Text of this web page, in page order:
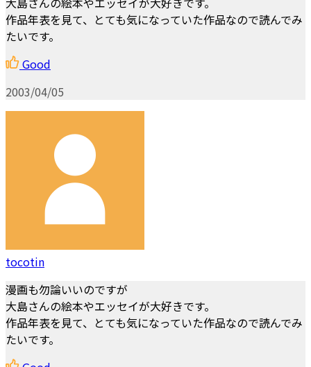
作品年表を見て、とても気になっていた作品なので読んでみ
たいです。
Good
2003/04/05
tocotin
漫画も勿論いいのですが
大島さんの絵本やエッセイが大好きです。
作品年表を見て、とても気になっていた作品なので読んでみ
たいです。